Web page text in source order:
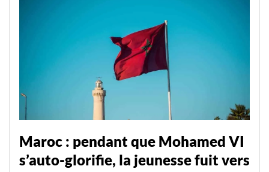
Maroc : pendant que Mohamed VI
s’auto-glorifie, la jeunesse fuit vers